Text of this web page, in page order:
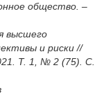
общество. –
высшего
и риски //
Т. 1, № 2 (75). С.